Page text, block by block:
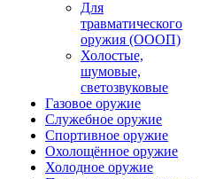
Для
травматического
оружия (ОООП)
Холостые,
шумовые,
светозвуковые
Газовое оружие
Служебное оружие
Спортивное оружие
Охолощённое оружие
Холодное оружие